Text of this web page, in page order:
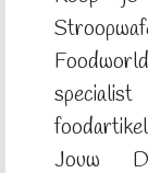
Jouw